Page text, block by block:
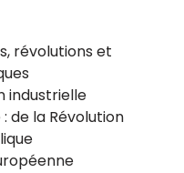
révolutions et
industrielle
de la Révolution